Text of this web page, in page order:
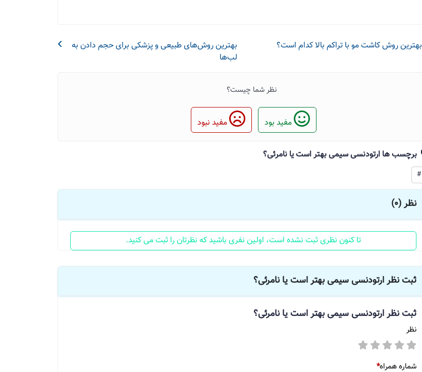
بهترین روش کاشت مو با تراکم بالا کدام است؟
بهترین روش‌های طبیعی و پزشکی برای حجم دادن به
لب‌ها
نظر شما چیست؟
مفید بود مفید نبود
برچسب ها ارتودنسی سیمی بهتر است یا نامرئی؟
#
نظر (0)
تا کنون نظری ثبت نشده است، اولین نفری باشید که نظرتان را ثبت می کنید.
ثبت نظر ارتودنسی سیمی بهتر است یا نامرئی؟
ثبت نظرارتودنسی سیمی بهتر است یا نامرئی؟
نظر
شماره همراه*